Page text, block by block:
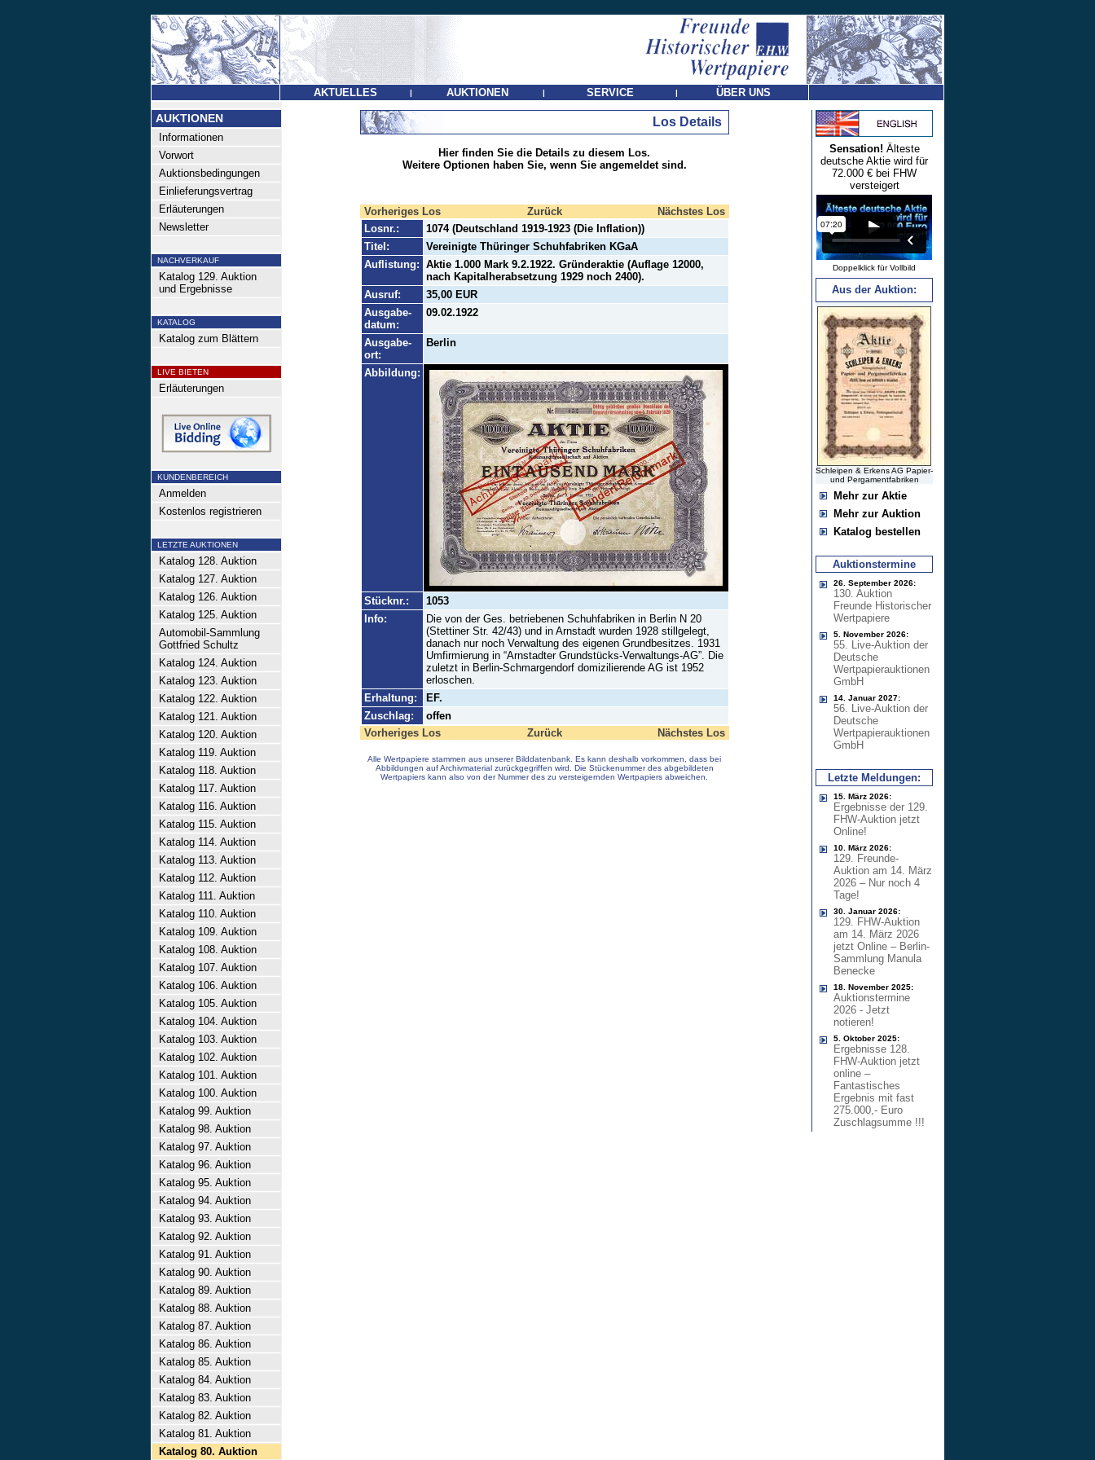
AKTUELLES | AUKTIONEN | SERVICE | ÜBER UNS
AUKTIONEN
Informationen
Vorwort
Auktionsbedingungen
Einlieferungsvertrag
Erläuterungen
Newsletter
NACHVERKAUF
Katalog 129. Auktion
und Ergebnisse
KATALOG
Katalog zum Blättern
LIVE BIETEN
Erläuterungen
KUNDENBEREICH
Anmelden
Kostenlos registrieren
LETZTE AUKTIONEN
Katalog 128. Auktion
Katalog 127. Auktion
Katalog 126. Auktion
Katalog 125. Auktion
Automobil-Sammlung
Gottfried Schultz
Katalog 124. Auktion
Katalog 123. Auktion
Katalog 122. Auktion
Katalog 121. Auktion
Katalog 120. Auktion
Katalog 119. Auktion
Katalog 118. Auktion
Katalog 117. Auktion
Katalog 116. Auktion
Katalog 115. Auktion
Katalog 114. Auktion
Katalog 113. Auktion
Katalog 112. Auktion
Katalog 111. Auktion
Katalog 110. Auktion
Katalog 109. Auktion
Katalog 108. Auktion
Katalog 107. Auktion
Katalog 106. Auktion
Katalog 105. Auktion
Katalog 104. Auktion
Katalog 103. Auktion
Katalog 102. Auktion
Katalog 101. Auktion
Katalog 100. Auktion
Katalog 99. Auktion
Katalog 98. Auktion
Katalog 97. Auktion
Katalog 96. Auktion
Katalog 95. Auktion
Katalog 94. Auktion
Katalog 93. Auktion
Katalog 92. Auktion
Katalog 91. Auktion
Katalog 90. Auktion
Katalog 89. Auktion
Katalog 88. Auktion
Katalog 87. Auktion
Katalog 86. Auktion
Katalog 85. Auktion
Katalog 84. Auktion
Katalog 83. Auktion
Katalog 82. Auktion
Katalog 81. Auktion
Katalog 80. Auktion
Los Details
Hier finden Sie die Details zu diesem Los.
Weitere Optionen haben Sie, wenn Sie angemeldet sind.
Vorheriges Los Zurück
Nächstes Los
Losnr.:
1074 (Deutschland 1919-1923 (Die Inflation))
Titel:
Vereinigte Thüringer Schuhfabriken KGaA
Auflistung: Aktie 1.000 Mark 9.2.1922. Gründeraktie (Auflage 12000,
nach Kapitalherabsetzung 1929 noch 2400).
Ausruf:
35,00 EUR
Ausgabe-
datum:
09.02.1922
Ausgabe-
ort:
Berlin
Abbildung:
Stücknr.:
1053
Info:
Die von der Ges. betriebenen Schuhfabriken in Berlin N 20
(Stettiner Str. 42/43) und in Arnstadt wurden 1928 stillgelegt,
danach nur noch Verwaltung des eigenen Grundbesitzes. 1931
Umfirmierung in “Arnstadter Grundstücks-Verwaltungs-AG”. Die
zuletzt in Berlin-Schmargendorf domizilierende AG ist 1952
erloschen.
Erhaltung:
EF.
Zuschlag:
offen
Vorheriges Los
Zurück Nächstes Los
Alle Wertpapiere stammen aus unserer Bilddatenbank. Es kann deshalb vorkommen, dass bei
Abbildungen auf Archivmaterial zurückgegriffen wird. Die Stückenummer des abgebildeten
Wertpapiers kann also von der Nummer des zu versteigernden Wertpapiers abweichen.
Sensation! Älteste
deutsche Aktie wird für
72.000 € bei FHW
versteigert
Doppelklick für Vollbild
Aus der Auktion:
Schleipen & Erkens AG Papier-
und Pergamentfabriken
Mehr zur Aktie
Mehr zur Auktion
Katalog bestellen
Auktionstermine
26. September 2026:
130. Auktion
Freunde Historischer
Wertpapiere
5. November 2026:
55. Live-Auktion der
Deutsche
Wertpapierauktionen
GmbH
14. Januar 2027:
56. Live-Auktion der
Deutsche
Wertpapierauktionen
GmbH
Letzte Meldungen:
15. März 2026:
Ergebnisse der 129.
FHW-Auktion jetzt
Online!
10. März 2026:
129. Freunde-
Auktion am 14. März
2026 – Nur noch 4
Tage!
30. Januar 2026:
129. FHW-Auktion
am 14. März 2026
jetzt Online – Berlin-
Sammlung Manula
Benecke
18. November 2025:
Auktionstermine
2026 - Jetzt
notieren!
5. Oktober 2025:
Ergebnisse 128.
FHW-Auktion jetzt
online –
Fantastisches
Ergebnis mit fast
275.000,- Euro
Zuschlagsumme !!!